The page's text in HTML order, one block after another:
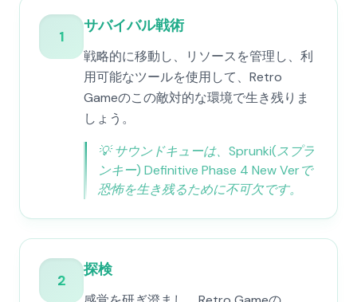
1
サバイバル戦術
戦略的に移動し、リソースを管理し、利
用可能なツールを使用して、Retro
Gameのこの敵対的な環境で生き残りま
しょう。
💡サウンドキューは、Sprunki(スプラ
ンキー) Definitive Phase 4 New Verで
恐怖を生き残るために不可欠です。
2
探検